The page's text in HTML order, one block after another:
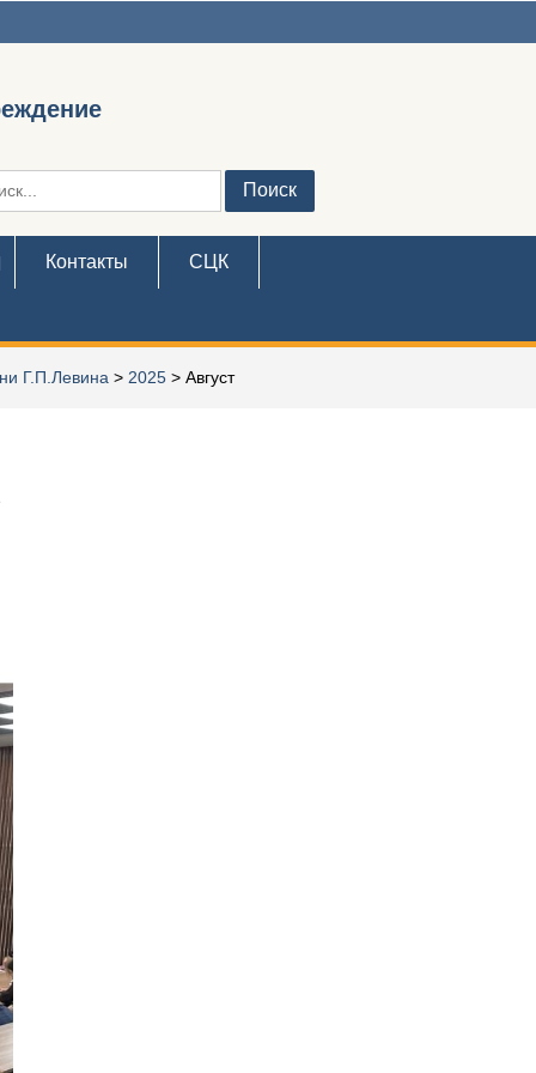
Контакты СЦК
Г.П.Левина > 2025 > Август